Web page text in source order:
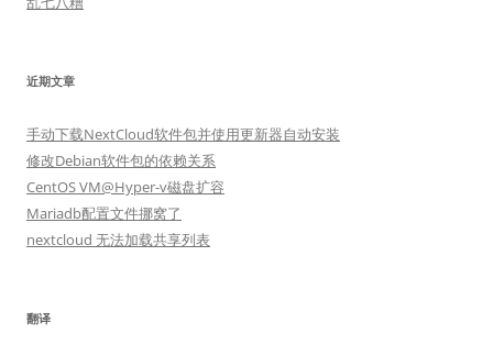
近期文章
手动下载NextCloud软件包并使用更新器自动安装
修改Debian软件包的依赖关系
CentOS VM@Hyper-v磁盘扩容
Mariadb配置文件挪窝了
nextcloud 无法加载共享列表
翻译